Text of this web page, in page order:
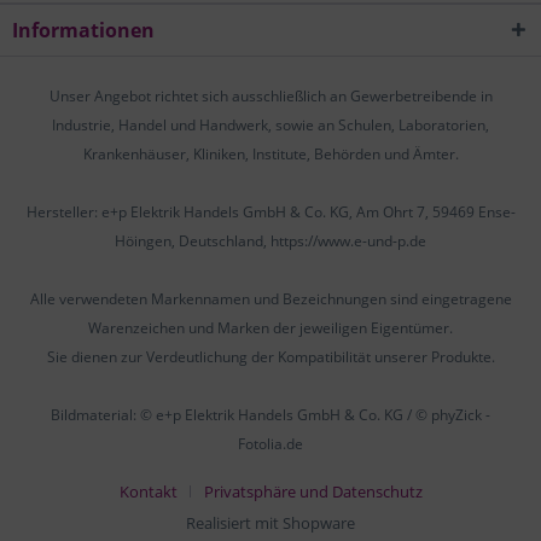
Informationen
Unser Angebot richtet sich ausschließlich an Gewerbetreibende in
Industrie, Handel und Handwerk, sowie an Schulen, Laboratorien,
Krankenhäuser, Kliniken, Institute, Behörden und Ämter.
Hersteller: e+p Elektrik Handels GmbH & Co. KG, Am Ohrt 7, 59469 Ense-
Höingen, Deutschland, https://www.e-und-p.de
Alle verwendeten Markennamen und Bezeichnungen sind eingetragene
Warenzeichen und Marken der jeweiligen Eigentümer.
Sie dienen zur Verdeutlichung der Kompatibilität unserer Produkte.
Bildmaterial: © e+p Elektrik Handels GmbH & Co. KG / © phyZick -
Fotolia.de
Kontakt
Privatsphäre und Datenschutz
Realisiert mit Shopware